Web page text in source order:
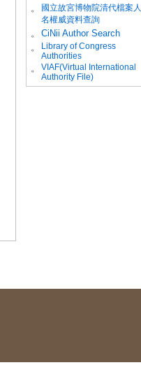
。
國立故宮博物院清代檔案人
名權威資料查詢
。
CiNii Author Search
。
Library of Congress
Authorities
。
VIAF(Virtual International
Authority File)